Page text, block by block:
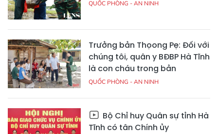
QUỐC PHÒNG - AN NINH
Trưởng bản Thọong Pẹ: Đối với
chúng tôi, quân y BĐBP Hà Tĩnh
là con cháu trong bản
QUỐC PHÒNG - AN NINH
Bộ Chỉ huy Quân sự tỉnh Hà
Tĩnh có tân Chính ủy